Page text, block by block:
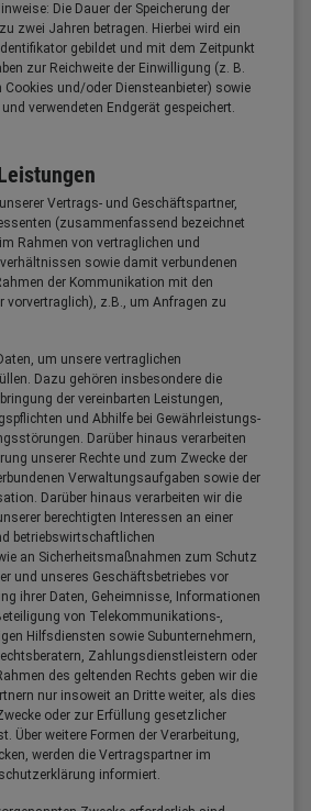
Die Dauer der Speicherung der
zwei Jahren betragen. Hierbei wird ein
gebildet und mit dem Zeitpunkt
zur Reichweite der Einwilligung (z. B.
Cookies und/oder Diensteanbieter) sowie
verwendeten Endgerät gespeichert.
Vertrags- und Geschäftspartner,
(zusammenfassend bezeichnet
Rahmen von vertraglichen und
sowie damit verbundenen
der Kommunikation mit den
vorvertraglich), z.B., um Anfragen zu
um unsere vertraglichen
Dazu gehören insbesondere die
der vereinbarten Leistungen,
und Abhilfe bei Gewährleistungs-
Darüber hinaus verarbeiten
unserer Rechte und zum Zwecke der
Verwaltungsaufgaben sowie der
Darüber hinaus verarbeiten wir die
berechtigten Interessen an einer
betriebswirtschaftlichen
an Sicherheitsmaßnahmen zum Schutz
und unseres Geschäftsbetriebes vor
ihrer Daten, Geheimnisse, Informationen
von Telekommunikations-,
Hilfsdiensten sowie Subunternehmern,
Zahlungsdienstleistern oder
des geltenden Rechts geben wir die
nur insoweit an Dritte weiter, als dies
oder zur Erfüllung gesetzlicher
Über weitere Formen der Verarbeitung,
werden die Vertragspartner im
informiert.